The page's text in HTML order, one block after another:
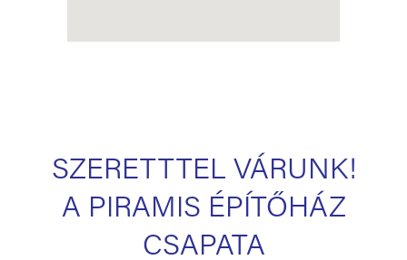
SZERETTTEL VÁRUNK!
A PIRAMIS ÉPÍTŐHÁZ
CSAPATA